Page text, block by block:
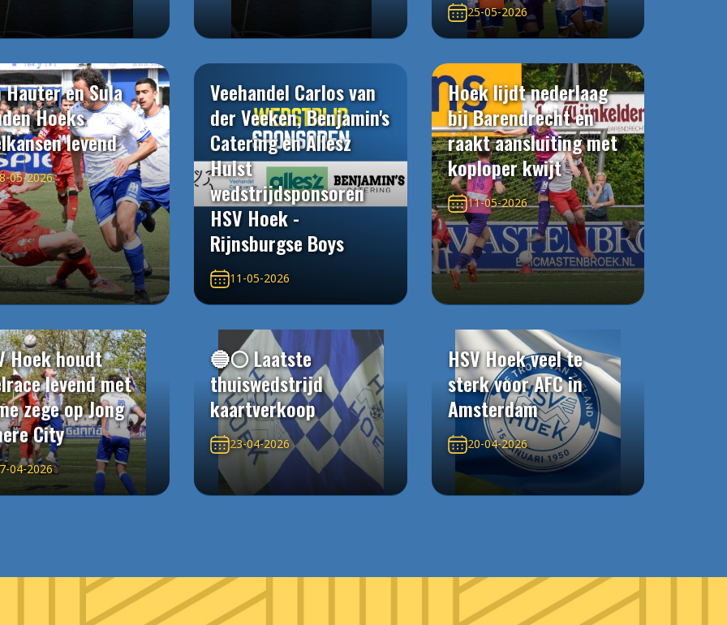
25-05-2026
Hauter en Sula
Hoeks
levend
05-2026
Veehandel Carlos van
der Veeken, Benjamin's
Catering en Allesz
Hulst
wedstrijdsponsoren
HSV Hoek -
Rijnsburgse Boys
11-05-2026
Hoek lijdt nederlaag
bij Barendrecht en
raakt aansluiting met
koploper kwijt
11-05-2026
Hoek houdt
levend met
zege op Jong
City
04-2026
🔵⚪️ Laatste
thuiswedstrijd
kaartverkoop
23-04-2026
HSV Hoek veel te
sterk voor AFC in
Amsterdam
20-04-2026